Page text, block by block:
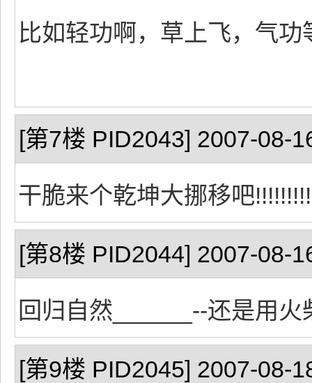
比如轻功啊，草上飞，气功
[第7楼 PID2043] 2007-08-
干脆来个乾坤大挪移吧
[第8楼 PID2044] 2007-08-
回归自然______--还是用
[第9楼 PID2045] 2007-08-